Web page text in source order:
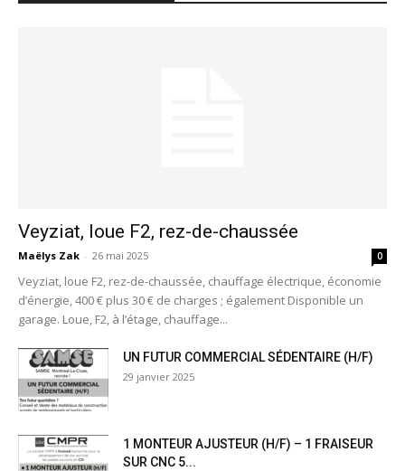
Veyziat, loue F2, rez-de-chaussée
Maëlys Zak - 26 mai 2025 0
Veyziat, loue F2, rez-de-chaussée, chauffage électrique, économie
d’énergie, 400 € plus 30 € de charges ; également Disponible un
garage. Loue, F2, à l’étage, chauffage...
UN FUTUR COMMERCIAL SÉDENTAIRE (H/F)
29 janvier 2025
1 MONTEUR AJUSTEUR (H/F) – 1 FRAISEUR
SUR CNC 5...